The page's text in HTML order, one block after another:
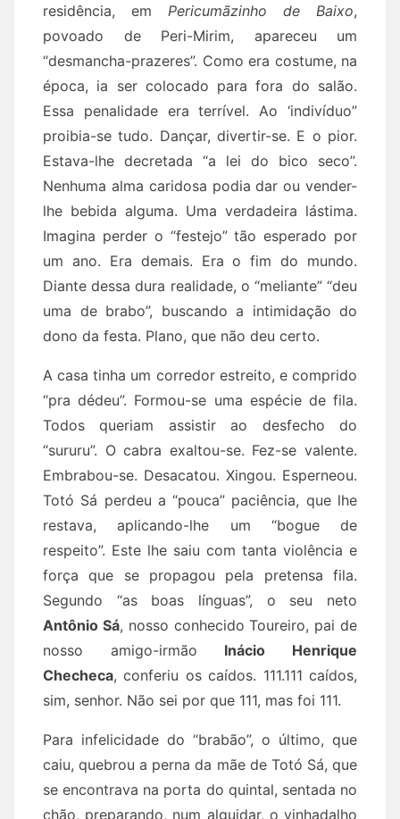
residência, em Pericumãzinho de Baixo,
povoado de Peri-Mirim, apareceu um
“desmancha-prazeres”. Como era costume, na
época, ia ser colocado para fora do salão.
Essa penalidade era terrível. Ao ‘indivíduo”
proibia-se tudo. Dançar, divertir-se. E o pior.
Estava-lhe decretada “a lei do bico seco”.
Nenhuma alma caridosa podia dar ou vender-
lhe bebida alguma. Uma verdadeira lástima.
Imagina perder o “festejo” tão esperado por
um ano. Era demais. Era o fim do mundo.
Diante dessa dura realidade, o “meliante” “deu
uma de brabo”, buscando a intimidação do
dono da festa. Plano, que não deu certo.
A casa tinha um corredor estreito, e comprido
“pra dédeu”. Formou-se uma espécie de fila.
Todos queriam assistir ao desfecho do
“sururu”. O cabra exaltou-se. Fez-se valente.
Embrabou-se. Desacatou. Xingou. Esperneou.
Totó Sá perdeu a “pouca” paciência, que lhe
restava, aplicando-lhe um “bogue de
respeito”. Este lhe saiu com tanta violência e
força que se propagou pela pretensa fila.
Segundo “as boas línguas”, o seu neto
Antônio Sá, nosso conhecido Toureiro, pai de
nosso amigo-irmão Inácio Henrique
Checheca, conferiu os caídos. 111.111 caídos,
sim, senhor. Não sei por que 111, mas foi 111.
Para infelicidade do “brabão”, o último, que
caiu, quebrou a perna da mãe de Totó Sá, que
se encontrava na porta do quintal, sentada no
chão, preparando, num alguidar, o vinhadalho